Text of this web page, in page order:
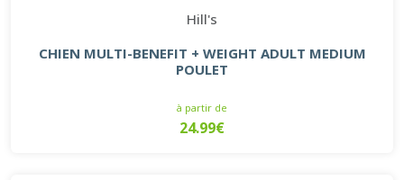
Hill's
CHIEN MULTI-BENEFIT + WEIGHT ADULT MEDIUM
POULET
à partir de
24.99€